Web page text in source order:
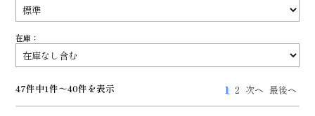
在庫：
47件中1件～40件を表示 1 2 次へ 最後へ